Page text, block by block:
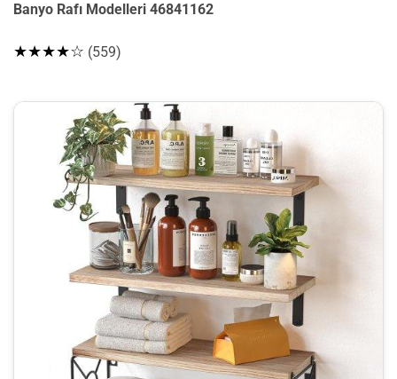
Banyo Rafı Modelleri 46841162
★★★★☆ (559)